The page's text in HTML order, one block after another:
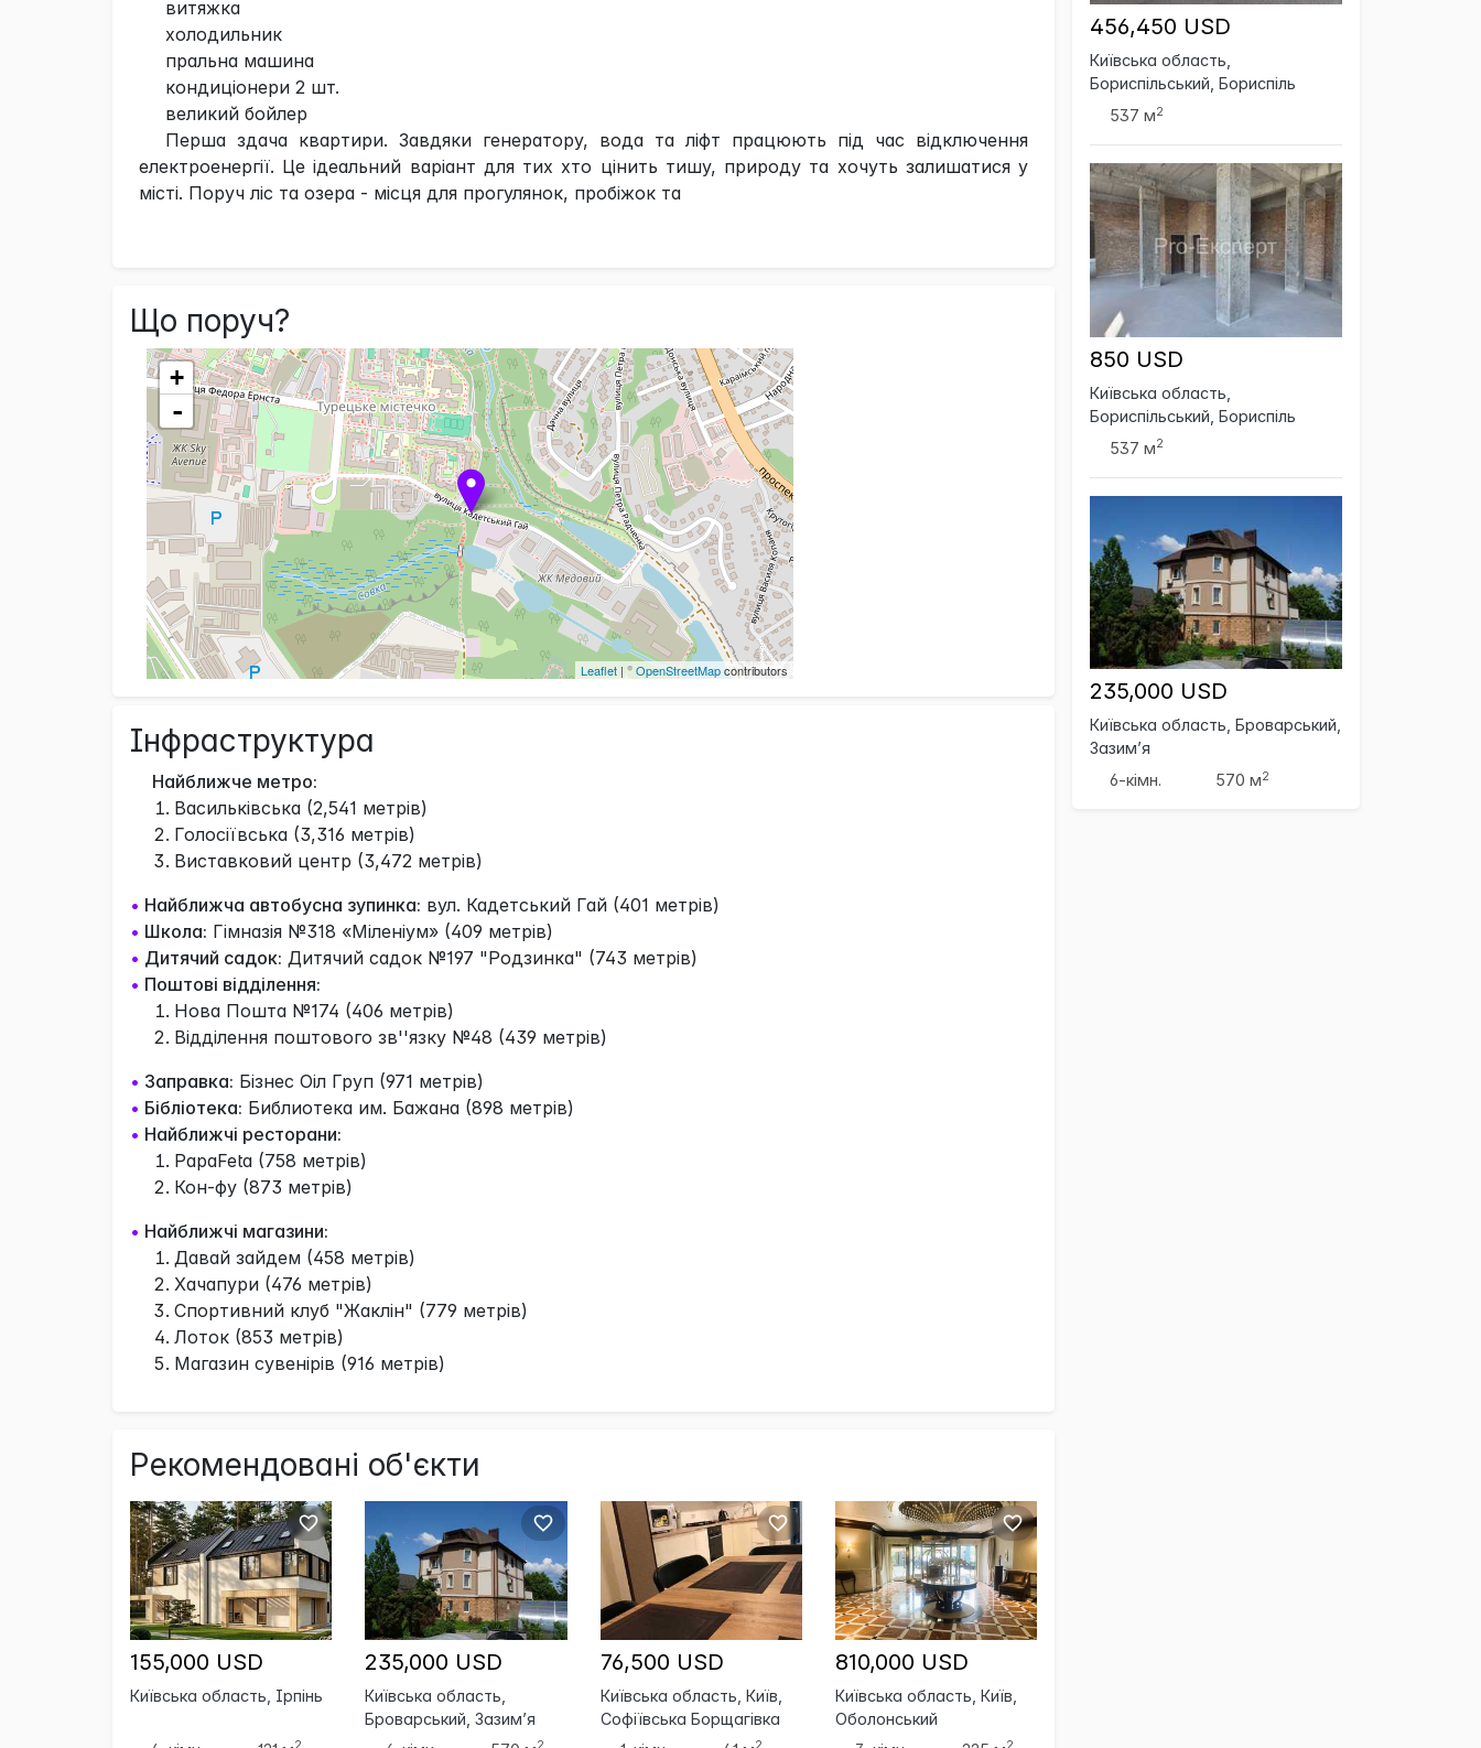
витяжка
холодильник
пральна машина
кондиціонери 2 шт.
великий бойлер
Перша здача квартири. Завдяки генератору, вода та ліфт працюють під час відключення
електроенергії. Це ідеальний варіант для тих хто цінить тишу, природу та хочуть залишатися у
місті. Поруч ліс та озера - місця для прогулянок, пробіжок та
Що поруч?
+
-
Leaflet | ©OpenStreetMapcontributors
Інфраструктура
Найближче метро:
Васильківська (2,541 метрів)
Голосіївська (3,316 метрів)
Виставковий центр (3,472 метрів)
• Найближча автобусна зупинка: вул. Кадетський Гай (401 метрів)
• Школа: Гімназія №318 «Міленіум» (409 метрів)
• Дитячий садок: Дитячий садок №197 "Родзинка" (743 метрів)
• Поштові відділення:
Нова Пошта №174 (406 метрів)
Відділення поштового зв''язку №48 (439 метрів)
• Заправка: Бізнес Оіл Груп (971 метрів)
• Бібліотека: Библиотека им. Бажана (898 метрів)
• Найближчі ресторани:
PapaFeta (758 метрів)
Кон-фу (873 метрів)
• Найближчі магазини:
Давай зайдем (458 метрів)
Хачапури (476 метрів)
Спортивний клуб "Жаклін" (779 метрів)
Лоток (853 метрів)
Магазин сувенірів (916 метрів)
Рекомендовані об'єкти
155,000 USD
Київська область, Ірпінь
235,000 USD
Київська область,
Броварський, Зазим’я
76,500 USD
Київська область, Київ,
Софіївська Борщагівка
810,000 USD
Київська область, Київ,
Оболонський
456,450 USD
Київська область,
Бориспільський, Бориспіль
537 м2
850 USD
Київська область,
Бориспільський, Бориспіль
537 м2
235,000 USD
Київська область, Броварський,
Зазим’я
6-кімн.
570 м2